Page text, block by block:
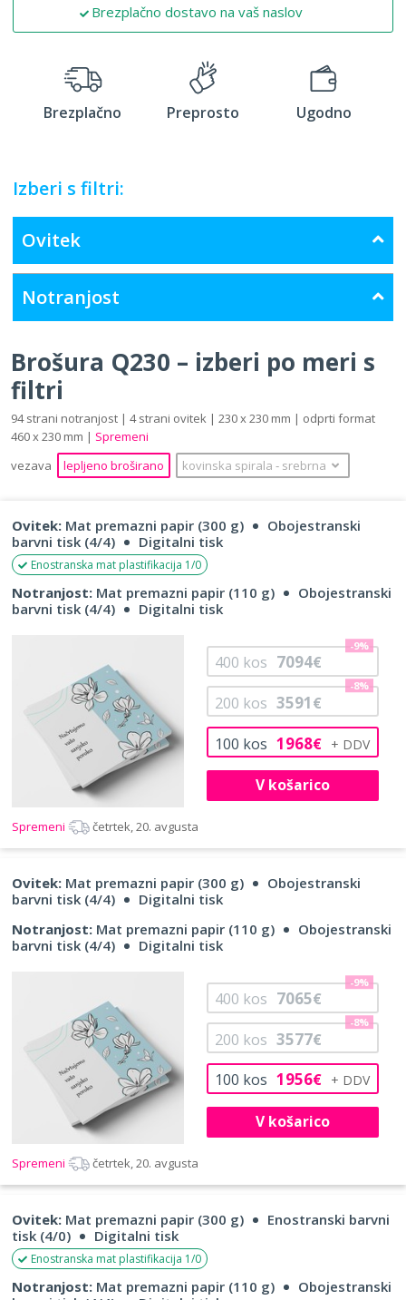
Brezplačno dostavo na vaš naslov
Brezplačno Preprosto Ugodno
Izberi s filtri:
Ovitek
Notranjost
Brošura Q230 – izberi po meri s
filtri
94 strani notranjost | 4 strani ovitek | 230 x 230 mm | odprti format
460 x 230 mm | Spremeni
vezava
lepljeno broširano kovinska spirala ‐ srebrna
Ovitek: Mat premazni papir (300 g)
Obojestranski
barvni tisk (4/4)
Digitalni tisk
Enostranska mat plastifikacija 1/0
Notranjost: Mat premazni papir (110 g)
Obojestranski
barvni tisk (4/4)
Digitalni tisk
100 kos 1968€
200 kos 3591€
-8%
400 kos 7094€
-9%
V košarico
Spremeni četrtek, 20. avgusta
Ovitek: Mat premazni papir (300 g)
Obojestranski
barvni tisk (4/4)
Digitalni tisk
Notranjost: Mat premazni papir (110 g)
Obojestranski
barvni tisk (4/4)
Digitalni tisk
100 kos 1956€
200 kos 3577€
-8%
400 kos 7065€
-9%
V košarico
Spremeni četrtek, 20. avgusta
Ovitek: Mat premazni papir (300 g)
Enostranski barvni
tisk (4/0)
Digitalni tisk
Enostranska mat plastifikacija 1/0
Notranjost: Mat premazni papir (110 g)
Obojestranski